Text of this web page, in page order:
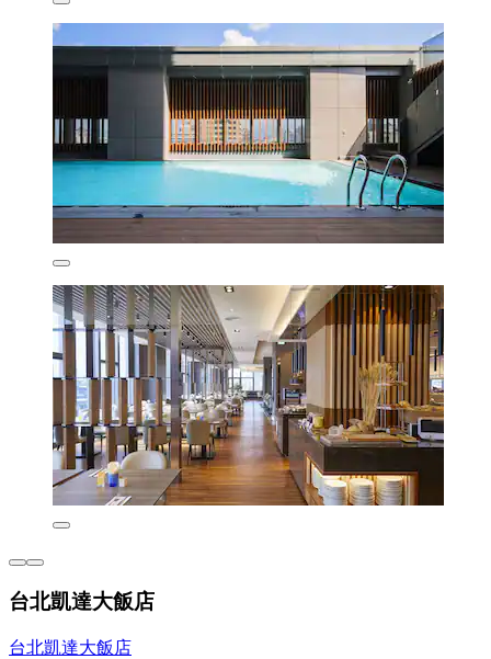
台北凱達大飯店
台北凱達大飯店